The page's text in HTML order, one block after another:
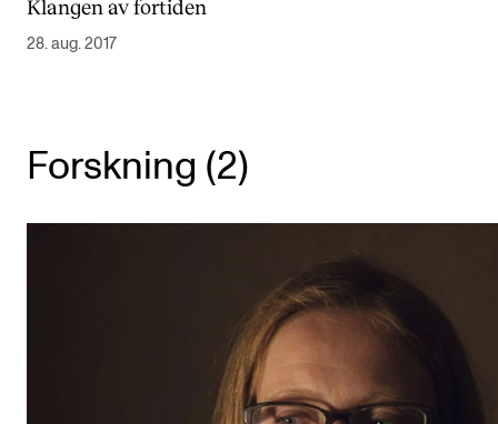
Klangen av fortiden
28. aug. 2017
Forskning (2)